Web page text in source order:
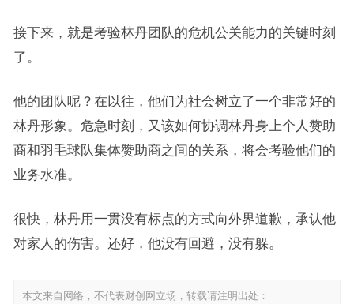
接下来，就是考验林丹团队的危机公关能力的关键时刻
了。
他的团队呢？在以往，他们为社会树立了一个非常好的
林丹形象。危急时刻，又该如何协调林丹身上个人赞助
商和羽毛球队集体赞助商之间的关系，将会考验他们的
业务水准。
很快，林丹用一贯没有标点的方式向外界道歉，承认他
对家人的伤害。还好，他没有回避，没有躲。
本文来自网络，不代表财创网立场，转载请注明出处：